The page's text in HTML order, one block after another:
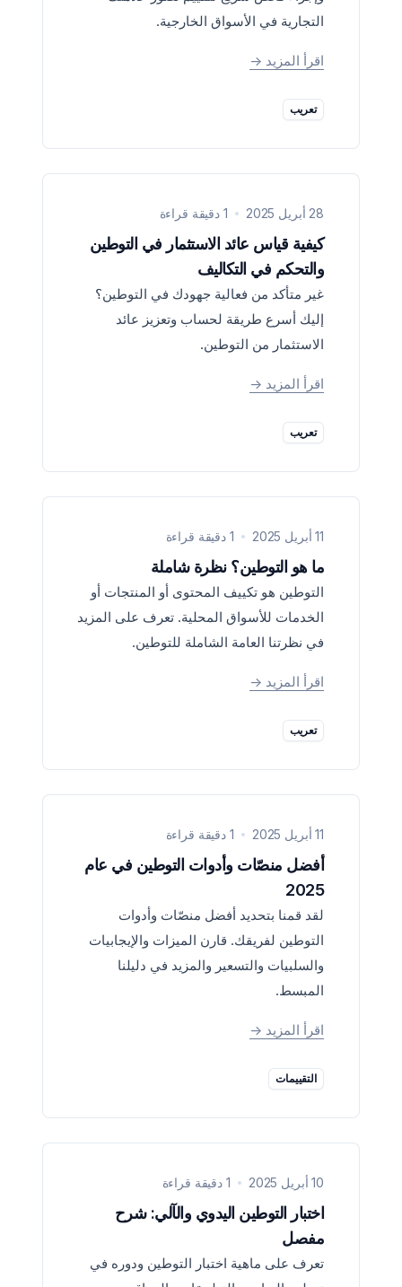
التجارية في الأسواق الخارجية.
اقرأ المزيد ->
تعريب
28 أبريل 2025 1 دقيقة قراءة
كيفية قياس عائد الاستثمار في التوطين
والتحكم في التكاليف
غير متأكد من فعالية جهودك في التوطين؟
إليك أسرع طريقة لحساب وتعزيز عائد
الاستثمار من التوطين.
اقرأ المزيد ->
تعريب
11 أبريل 2025 1 دقيقة قراءة
ما هو التوطين؟ نظرة شاملة
التوطين هو تكييف المحتوى أو المنتجات أو
الخدمات للأسواق المحلية. تعرف على المزيد
في نظرتنا العامة الشاملة للتوطين.
اقرأ المزيد ->
تعريب
11 أبريل 2025 1 دقيقة قراءة
أفضل منصّات وأدوات التوطين في عام
2025
لقد قمنا بتحديد أفضل منصّات وأدوات
التوطين لفريقك. قارن الميزات والإيجابيات
والسلبيات والتسعير والمزيد في دليلنا
المبسط.
اقرأ المزيد ->
التقييمات
10 أبريل 2025 1 دقيقة قراءة
اختبار التوطين اليدوي والآلي: شرح
مفصل
تعرف على ماهية اختبار التوطين ودوره في